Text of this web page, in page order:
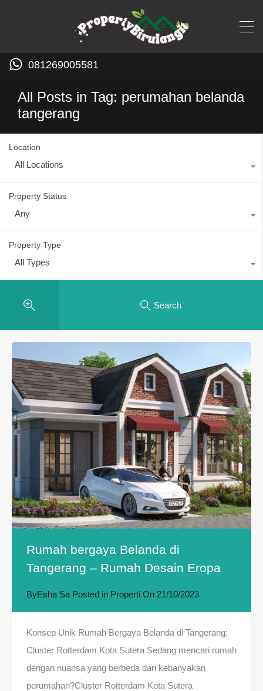
081269005581
All Posts in Tag: perumahan belanda
tangerang
Location
All Locations
Property Status
Any
Property Type
All Types
Search
Rumah bergaya Belanda di
Tangerang – Rumah Desain Eropa
ByEsha Sa Posted in Properti On 21/10/2023
Konsep Unik Rumah Bergaya Belanda di Tangerang:
Cluster Rotterdam Kota Sutera Sedang mencari rumah
dengan nuansa yang berbeda dari kebanyakan
perumahan?Cluster Rotterdam Kota Sutera